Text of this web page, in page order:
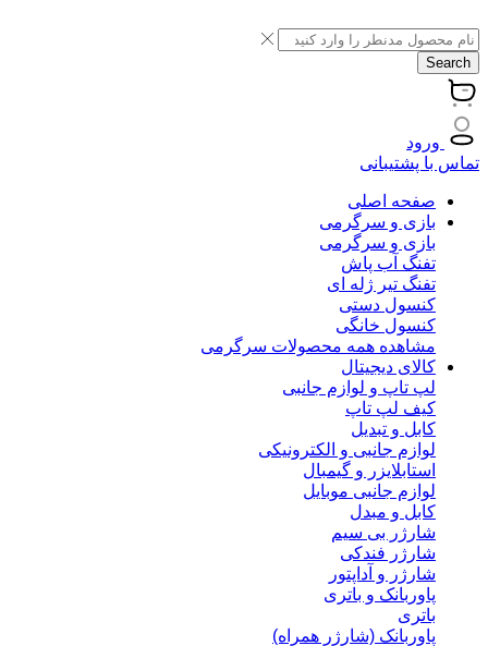
Search
ورود
تماس با پشتیبانی
صفحه اصلی
بازی و سرگرمی
بازی و سرگرمی
تفنگ آب پاش
تفنگ تیر ژله ای
کنسول دستی
کنسول خانگی
مشاهده همه محصولات سرگرمی
کالای دیجیتال
لپ تاپ و لوازم جانبی
کیف لپ تاپ
کابل و تبدیل
لوازم جانبی و الکترونیکی
استابلایزر و گیمبال
لوازم جانبی موبایل
کابل و مبدل
شارژر بی سیم
شارژر فندکی
شارژر و آداپتور
پاوربانک و باتری
باتری
پاوربانک (شارژر همراه)